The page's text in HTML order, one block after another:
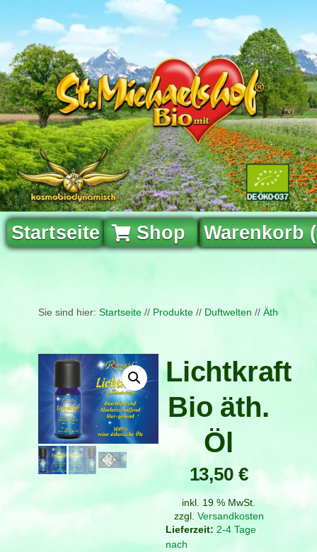
Startseite Shop Warenkorb
Sie sind hier: Startseite // Produkte // Duftwelten // Ätherische
Lichtkraft
Bio äth.
Öl
13,50 €
inkl. 19 % MwSt.
zzgl. Versandkosten
2-4 Tage
nach